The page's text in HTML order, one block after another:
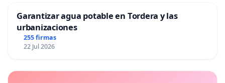
Garantizar agua potable en Tordera y las
urbanizaciones
255 firmas
22 Jul 2026